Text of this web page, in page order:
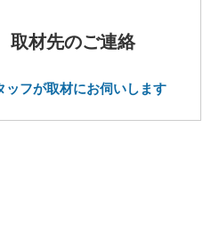
取材先のご連絡
ッフが取材にお伺いします